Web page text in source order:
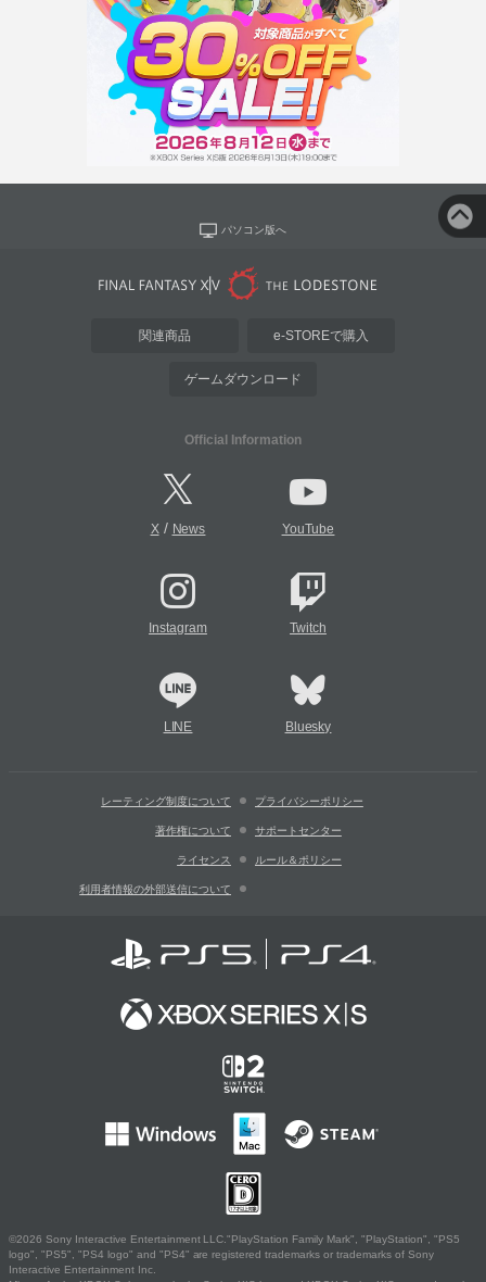
パソコン版へ
関連商品 e-STOREで購入
ゲームダウンロード
Official Information
X/ News YouTube
Instagram Twitch
LINE Bluesky
レーティング制度について プライバシーポリシー
著作権について サポートセンター
ライセンス ルール＆ポリシー
利用者情報の外部送信について
©2026 Sony Interactive Entertainment LLC."PlayStation Family Mark", "PlayStation", "PS5
logo", "PS5", "PS4 logo" and "PS4" are registered trademarks or trademarks of Sony
Interactive Entertainment Inc.